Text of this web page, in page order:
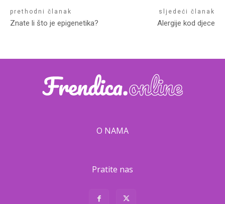
prethodni članak
Znate li što je epigenetika?
sljedeći članak
Alergije kod djece
O NAMA
Pratite nas